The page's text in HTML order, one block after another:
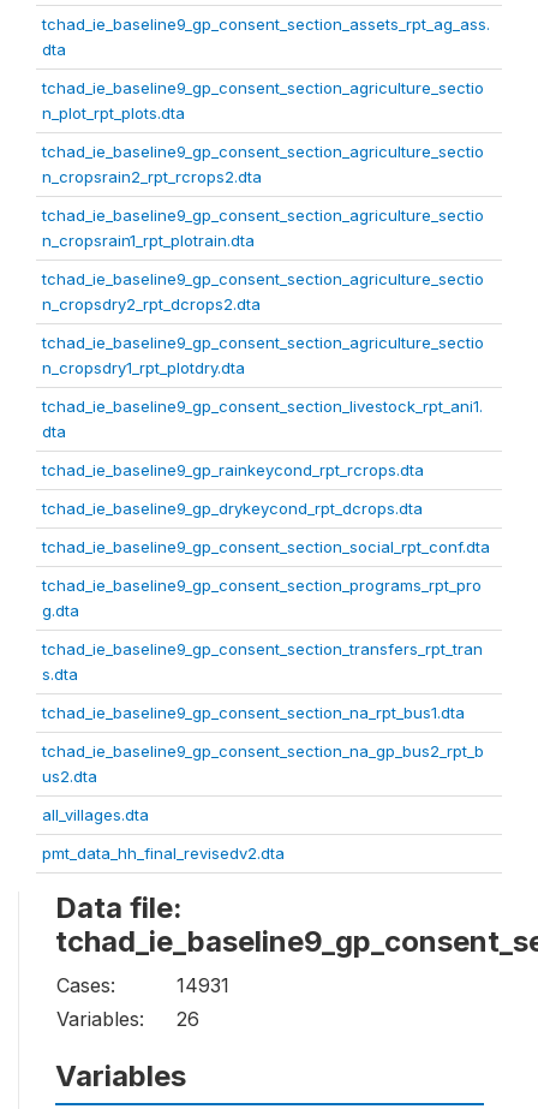
tchad_ie_baseline9_gp_consent_section_assets_rpt_ag_ass.
dta
tchad_ie_baseline9_gp_consent_section_agriculture_sectio
n_plot_rpt_plots.dta
tchad_ie_baseline9_gp_consent_section_agriculture_sectio
n_cropsrain2_rpt_rcrops2.dta
tchad_ie_baseline9_gp_consent_section_agriculture_sectio
n_cropsrain1_rpt_plotrain.dta
tchad_ie_baseline9_gp_consent_section_agriculture_sectio
n_cropsdry2_rpt_dcrops2.dta
tchad_ie_baseline9_gp_consent_section_agriculture_sectio
n_cropsdry1_rpt_plotdry.dta
tchad_ie_baseline9_gp_consent_section_livestock_rpt_ani1.
dta
tchad_ie_baseline9_gp_rainkeycond_rpt_rcrops.dta
tchad_ie_baseline9_gp_drykeycond_rpt_dcrops.dta
tchad_ie_baseline9_gp_consent_section_social_rpt_conf.dta
tchad_ie_baseline9_gp_consent_section_programs_rpt_pro
g.dta
tchad_ie_baseline9_gp_consent_section_transfers_rpt_tran
s.dta
tchad_ie_baseline9_gp_consent_section_na_rpt_bus1.dta
tchad_ie_baseline9_gp_consent_section_na_gp_bus2_rpt_b
us2.dta
all_villages.dta
pmt_data_hh_final_revisedv2.dta
Data file:
Cases:
14931
Variables:
26
Variables